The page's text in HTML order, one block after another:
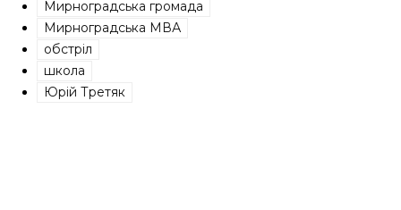
Мирноградська громада
Мирноградська МВА
обстріл
школа
Юрій Третяк